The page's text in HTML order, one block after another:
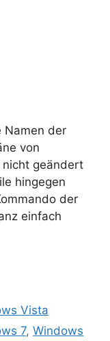
Namen der
von
geändert
hingegen
der
einfach
Vista
7,Windows